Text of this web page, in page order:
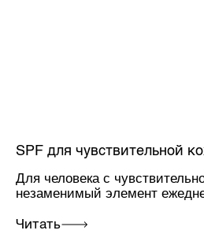
SPF для чувствительной
Для человека с
незаменимый элемент
Читать